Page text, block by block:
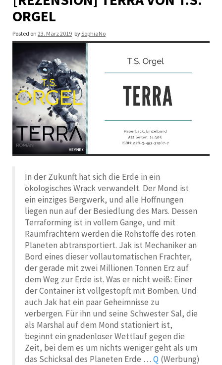
ORGEL
Posted on 23. März 2019 bySophiaNo
In der Zukunft hat sich die Erde in ein
ökologisches Wrack verwandelt. Der Mond ist
ein einziges Bergwerk, und alle Hoffnungen
liegen nun auf der Besiedlung des Mars. Dessen
Terraforming ist in vollem Gange, und mit
Raumfrachtern werden die Rohstoffe des roten
Planeten abtransportiert. Jak ist Mechaniker an
Bord eines dieser vollautomatischen Frachter,
der gerade mit zwei Millionen Tonnen Erz auf
dem Weg zur Erde ist. Was er nicht weiß: Einer
der Container ist vollgestopft mit Bomben. Und
auch Jak hat ein paar Geheimnisse zu
verbergen. Für ihn und seine Schwester Sal, die
als Marshal auf dem Mond stationiert ist,
beginnt ein gnadenloser Wettlauf gegen die
Zeit, bei dem es um nichts weniger geht als um
das Schicksal des Planeten Erde … Q (Werbung)